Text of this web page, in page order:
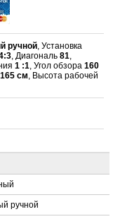
ручной, Установка
, Диагональ81,
1 :1, Угол обзора160
165 см, Высота рабочей
ручной